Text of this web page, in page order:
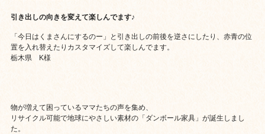
引き出しの向きを変えて楽しんでます♪
「今日はくまさんにするのー」と引き出しの前後を逆さにしたり、赤青の位
置を入れ替えたりカスタマイズして楽しんでます。
栃木県 K様
物が増えて困っているママたちの声を集め、
リサイクル可能で地球にやさしい素材の「ダンボール家具」が誕生しまし
た。